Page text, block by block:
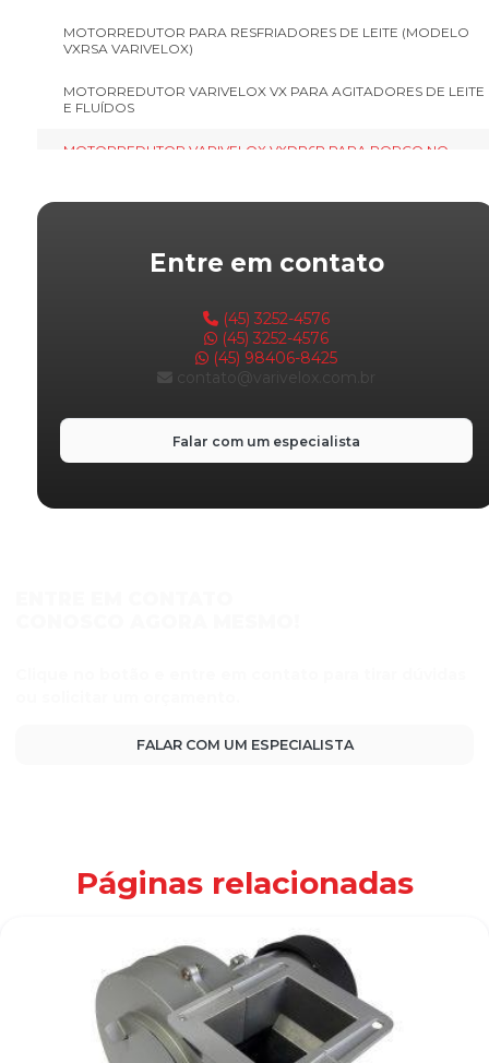
MOTORREDUTOR PARA RESFRIADORES DE LEITE (MODELO
VXRSA VARIVELOX)
MOTORREDUTOR VARIVELOX VX PARA AGITADORES DE LEITE
E FLUÍDOS
MOTORREDUTOR VARIVELOX VXDP6P PARA PORCO NO
MOTORREDUTOR VARIVELOX VXRSVX
REDUTOR WMRV VARIVELOX
VENTILADOR SIROCO VARIVELOX
Entre em contato
(45) 3252-4576
(45) 3252-4576
(45) 98406-8425
contato@varivelox.com.br
Falar com um especialista
FALAR COM UM ESPECIALISTA
Páginas relacionadas